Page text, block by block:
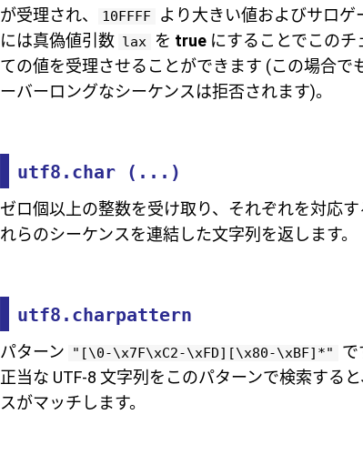
が受理され、
10FFFF
より大きい値およびサロ
には真偽値引数 lax を trueにすることでこのチ
ての値を受理させることができます (この場合
ーバーロングなシーケンスは拒否されます)。
utf8.char (...)
ゼロ個以上の整数を受け取り、それぞれを対応
れらのシーケンスを連結した文字列を返します。
utf8.charpattern
パターン "[\0-\x7F\xC2-\xFD][\x80-\xBF]*"
で
正当な UTF-8 文字列をこのパターンで検索する
スがマッチします。